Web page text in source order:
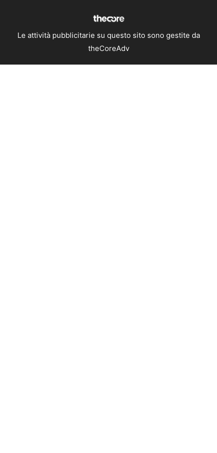
Le attività pubblicitarie su questo sito sono gestite da
theCoreAdv